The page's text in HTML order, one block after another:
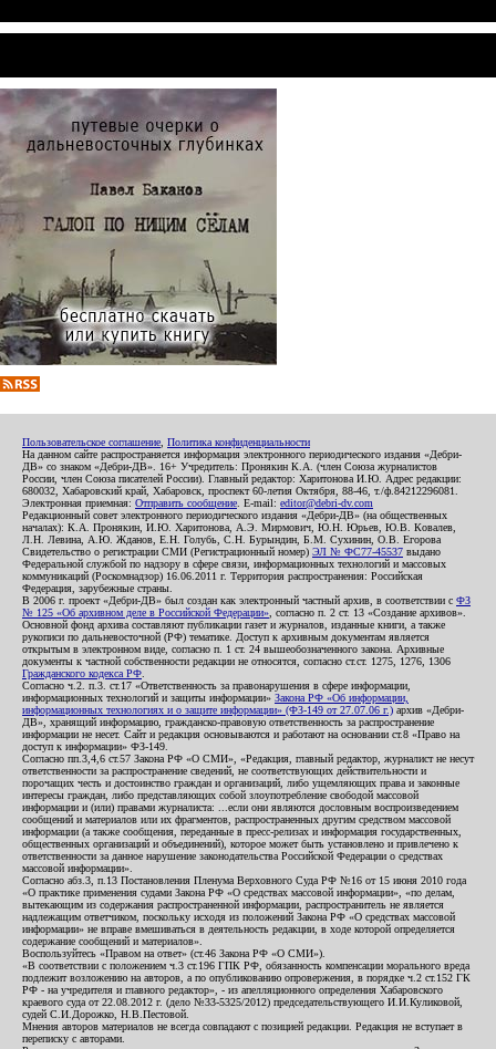
Пользовательское соглашение Политика конфиденциальности
На данном сайте распространяется информация электронного периодического издания «Дебри-
ДВ» со знаком «Дебри-ДВ». 16+ Учредитель: Пронякин К.А. (член Союза журналистов
России, член Союза писателей России). Главный редактор: Харитонова И.Ю. Адрес редакции:
680032, Хабаровский край, Хабаровск, проспект 60-летия Октября, 88-46, т./ф.84212296081.
Электронная приемная: Отправить сообщение . E-mail: editor@debri-dv.com
Редакционный совет электронного периодического издания «Дебри-ДВ» (на общественных
началах): К.А. Пронякин, И.Ю. Харитонова, А.Э. Мирмович, Ю.Н. Юрьев, Ю.В. Ковалев,
Л.Н. Левина, А.Ю. Жданов, Е.Н. Голубь, С.Н. Бурындин, Б.М. Сухинин, О.В. Егорова
Свидетельство о регистрации СМИ (Регистрационный номер) ЭЛ № ФС77-45537 выдано
Федеральной службой по надзору в сфере связи, информационных технологий и массовых
коммуникаций (Роскомнадзор) 16.06.2011 г. Территория распространения: Российская
Федерация, зарубежные страны.
В 2006 г. проект «Дебри-ДВ» был создан как электронный частный архив, в соответствии с ФЗ
№ 125 «Об архивном деле в Российской Федерации» , согласно п. 2 ст. 13 «Создание архивов».
Основной фонд архива составляют публикации газет и журналов, изданные книги, а также
рукописи по дальневосточной (РФ) тематике. Доступ к архивным документам является
открытым в электронном виде, согласно п. 1 ст. 24 вышеобозначенного закона. Архивные
документы к частной собственности редакции не относятся, согласно ст.ст. 1275, 1276, 1306
Гражданского кодекса РФ
Согласно ч.2. п.3. ст.17 «Ответственность за правонарушения в сфере информации,
информационных технологий и защиты информации» Закона РФ «Об информации,
информационных технологиях и о защите информации» (ФЗ-149 от 27.07.06 г.) архив «Дебри-
ДВ», хранящий информацию, гражданско-правовую ответственность за распространение
информации не несет. Сайт и редакция основываются и работают на основании ст.8 «Право на
доступ к информации» ФЗ-149.
Согласно пп.3,4,6 ст.57 Закона РФ «О СМИ», «Редакция, главный редактор, журналист не несут
ответственности за распространение сведений, не соответствующих действительности и
порочащих честь и достоинство граждан и организаций, либо ущемляющих права и законные
интересы граждан, либо представляющих собой злоупотребление свободой массовой
информации и (или) правами журналиста: ...если они являются дословным воспроизведением
сообщений и материалов или их фрагментов, распространенных другим средством массовой
информации (а также сообщения, переданные в пресс-релизах и информация государственных,
общественных организаций и объединений), которое может быть установлено и привлечено к
ответственности за данное нарушение законодательства Российской Федерации о средствах
массовой информации».
Согласно абз.3, п.13 Постановления Пленума Верховного Суда РФ №16 от 15 июня 2010 года
«О практике применения судами Закона РФ «О средствах массовой информации», «по делам,
вытекающим из содержания распространенной информации, распространитель не является
надлежащим ответчиком, поскольку исходя из положений Закона РФ «О средствах массовой
информации» не вправе вмешиваться в деятельность редакции, в ходе которой определяется
содержание сообщений и материалов».
Воспользуйтесь «Правом на ответ» (ст.46 Закона РФ «О СМИ»).
«В соответствии с положением ч.3 ст.196 ГПК РФ, обязанность компенсации морального вреда
подлежит возложению на авторов, а по опубликованию опровержения, в порядке ч.2 ст.152 ГК
РФ - на учредителя и главного редактор», - из апелляционного определения Хабаровского
краевого суда от 22.08.2012 г. (дело №33-5325/2012) председательствующего И.И.Куликовой,
судей С.И.Дорожко, Н.В.Пестовой.
Мнения авторов материалов не всегда совпадают с позицией редакции. Редакция не вступает в
переписку с авторами.